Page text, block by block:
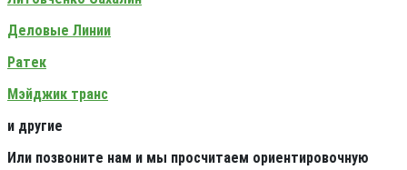
Деловые Линии
Ратек
Мэйджик транс
и другие
Или позвоните нам и мы просчитаем ориентировочную